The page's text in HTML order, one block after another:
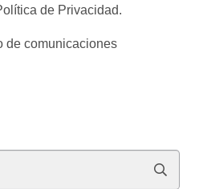
de Privacidad.
de comunicaciones